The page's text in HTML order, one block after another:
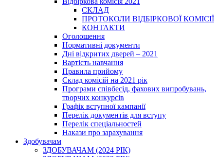
СКЛАД
ПРОТОКОЛИ ВІДБІРКОВОЇ КОМІСІЇ
КОНТАКТИ
Оголошення
Нормативні документи
Дні відкритих дверей – 2021
Вартість навчання
Правила прийому
Склад комісій на 2021 рік
Програми співбесід, фахових випробувань,
творчих конкурсів
Графік вступної кампанії
Перелік документів для вступу
Перелік спеціальностей
Накази про зарахування
Здобувачам
ЗДОБУВАЧАМ (2024 РІК)